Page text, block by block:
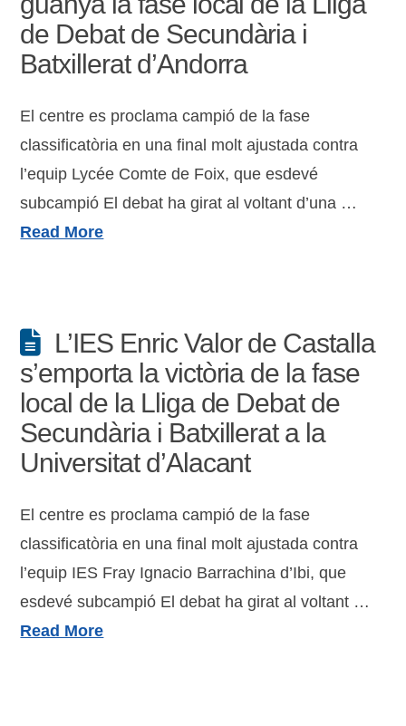
de Debat de Secundària i
Batxillerat d’Andorra
El centre es proclama campió de la fase
classificatòria en una final molt ajustada contra
l’equip Lycée Comte de Foix, que esdevé
subcampió El debat ha girat al voltant d’una …
Read More
L’IES Enric Valor de Castalla
s’emporta la victòria de la fase
local de la Lliga de Debat de
Secundària i Batxillerat a la
Universitat d’Alacant
El centre es proclama campió de la fase
classificatòria en una final molt ajustada contra
l’equip IES Fray Ignacio Barrachina d’Ibi, que
esdevé subcampió El debat ha girat al voltant …
Read More